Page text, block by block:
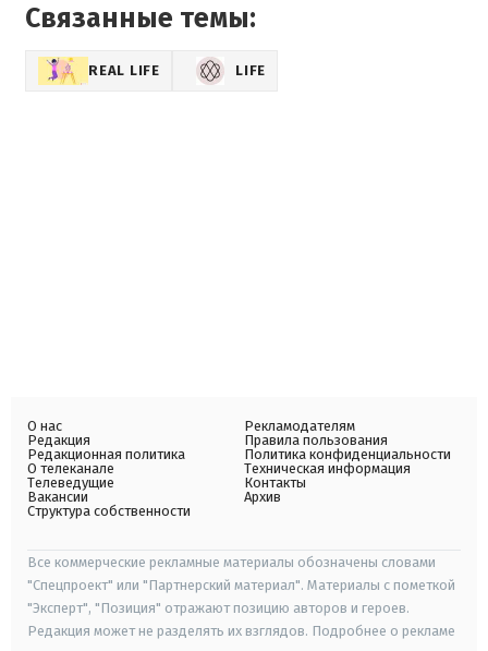
Связанные темы:
REAL LIFE LIFE
О нас
Редакция
Редакционная политика
О телеканале
Телеведущие
Вакансии
Структура собственности
Рекламодателям
Правила пользования
Политика конфиденциальности
Техническая информация
Контакты
Архив
Все коммерческие рекламные материалы обозначены словами
"Спецпроект" или "Партнерский материал". Материалы с пометкой
"Эксперт", "Позиция" отражают позицию авторов и героев.
Редакция может не разделять их взглядов. Подробнее о рекламе